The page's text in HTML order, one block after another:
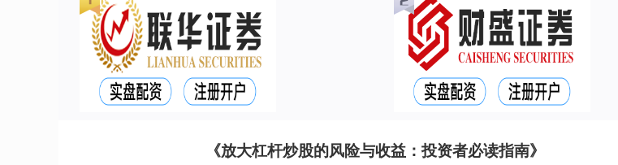
《放大杠杆炒股的风险与收益：投资者必读指南》